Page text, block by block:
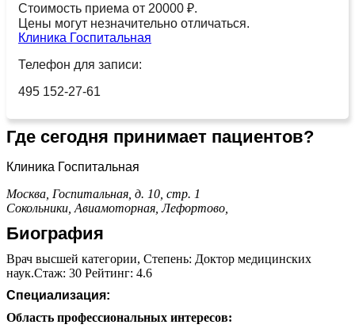
Стоимость приема от 20000 ₽.
Цены могут незначительно отличаться.
Клиника Госпитальная
Телефон для записи:
495 152-27-61
Где сегодня принимает пациентов?
Клиника Госпитальная
Москва, Госпитальная, д. 10, стр. 1
Сокольники, Авиамоторная,Лефортово,
Биография
Врач высшей категории, Степень: Доктор медицинских
наук.Стаж: 30 Рейтинг: 4.6
Специализация:
Область профессиональных интересов: